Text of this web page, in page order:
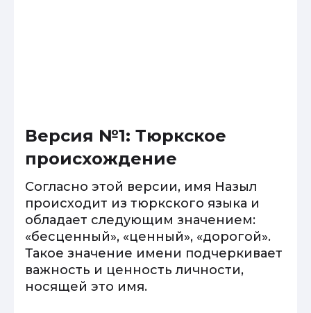
Версия №1: Тюркское
происхождение
Согласно этой версии, имя Назыл
происходит из тюркского языка и
обладает следующим значением:
«бесценный», «ценный», «дорогой».
Такое значение имени подчеркивает
важность и ценность личности,
носящей это имя.